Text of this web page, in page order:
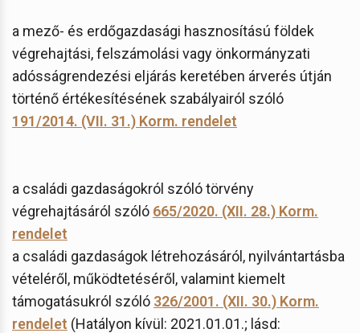
a mező- és erdőgazdasági hasznosítású földek
végrehajtási, felszámolási vagy önkormányzati
adósságrendezési eljárás keretében árverés útján
történő értékesítésének szabályairól szóló
191/2014. (VII. 31.) Korm. rendelet
a családi gazdaságokról szóló törvény
végrehajtásáról szóló 665/2020. (XII. 28.) Korm.
rendelet
a családi gazdaságok létrehozásáról, nyilvántartásba
vételéről, működtetéséről, valamint kiemelt
támogatásukról szóló 326/2001. (XII. 30.) Korm.
rendelet (Hatályon kívül: 2021.01.01.; lásd: